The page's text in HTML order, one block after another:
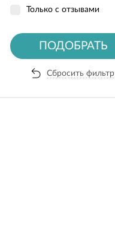
Только с отзывами
ПОДОБРАТЬ
Сбросить фильтр